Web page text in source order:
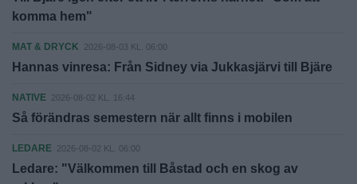
komma hem"
MAT & DRYCK 2026-08-03 KL. 06:00
Hannas vinresa: Från Sidney via Jukkasjärvi till Bjäre
NATIVE 2026-08-02 KL. 16:44
Så förändras semestern när allt finns i mobilen
LEDARE 2026-08-02 KL. 06:00
Ledare: "Välkommen till Båstad och en skog av